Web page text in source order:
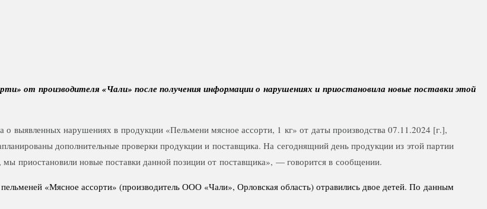
от производителя «Чали» после получения информации о нарушениях и приостановила новые поставки этой
выявленных нарушениях в продукции «Пельмени мясное ассорти, 1 кг» от даты производства 07.11.2024 [г.],
дополнительные проверки продукции и поставщика. На сегоднящний день продукции из этой партии
приостановили новые поставки данной позиции от поставщика», — говорится в сообщении.
«Мясное ассорти» (производитель ООО «Чали», Орловская область) отравились двое детей. По данным